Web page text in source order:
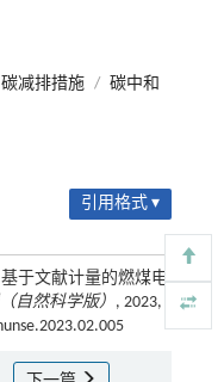
碳减排措施 / 碳中和
引用格式 ▾
于文献计量的燃煤电
自然科学版） , 2023,